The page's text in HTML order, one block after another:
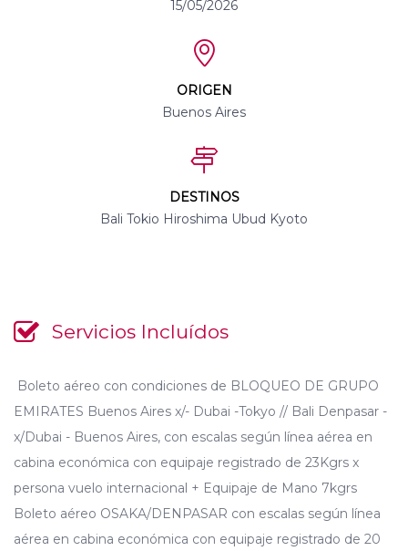
15/05/2026
ORIGEN
Buenos Aires
DESTINOS
Bali Tokio Hiroshima Ubud Kyoto
Servicios Incluídos
Boleto aéreo con condiciones de BLOQUEO DE GRUPO
EMIRATES Buenos Aires x/- Dubai -Tokyo // Bali Denpasar -
x/Dubai - Buenos Aires, con escalas según línea aérea en
cabina económica con equipaje registrado de 23Kgrs x
persona vuelo internacional + Equipaje de Mano 7kgrs
Boleto aéreo OSAKA/DENPASAR con escalas según línea
aérea en cabina económica con equipaje registrado de 20